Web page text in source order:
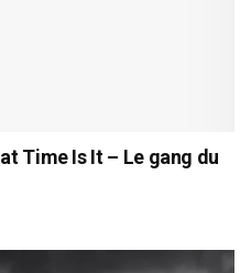
Time Is It – Le gang du